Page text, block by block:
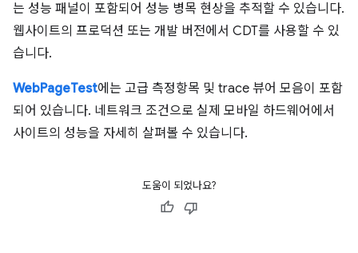
는 성능 패널이 포함되어 성능 병목 현상을 추적할 수 있습니다.
웹사이트의 프로덕션 또는 개발 버전에서 CDT를 사용할 수 있
습니다.
WebPageTest에는 고급 측정항목 및 trace 뷰어 모음이 포함
되어 있습니다. 네트워크 조건으로 실제 모바일 하드웨어에서
사이트의 성능을 자세히 살펴볼 수 있습니다.
도움이 되었나요?